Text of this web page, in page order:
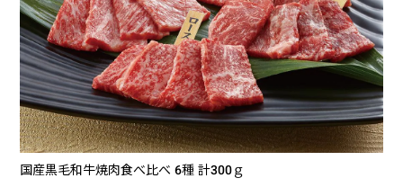
国産黒毛和牛焼肉食べ比べ 6種 計300ｇ